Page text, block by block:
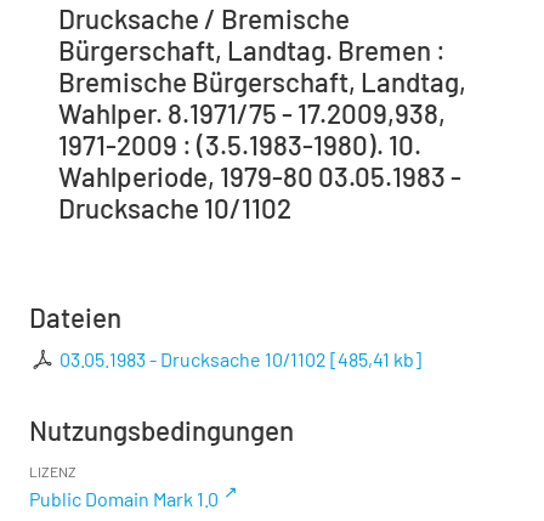
Drucksache / Bremische
Bürgerschaft, Landtag. Bremen :
Bremische Bürgerschaft, Landtag,
Wahlper. 8.1971/75 - 17.2009,938,
1971-2009 : (3.5.1983-1980). 10.
Wahlperiode, 1979-80 03.05.1983 -
Drucksache 10/1102
Dateien
03.05.1983 - Drucksache 10/1102 [485,41 kb]
Nutzungsbedingungen
LIZENZ
Public Domain Mark 1.0